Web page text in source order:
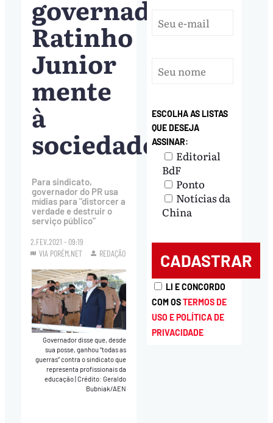
governador
Ratinho
Junior
mente
à
sociedade
Para sindicato,
governador do PR usa
mídias para "distorcer a
verdade e destruir o
serviço público"
2.FEV.2021 - 09:19
VIA PORÉM.NET
REDAÇÃO
Governador disse que, desde
sua posse, ganhou “todas as
guerras” contra o sindicato que
representa profissionais da
educação|Crédito: Geraldo
Bubniak/AEN
ESCOLHA AS LISTAS
QUE DESEJA
ASSINAR:
Editorial
BdF
Ponto
Notícias da
China
LI E CONCORDO
COM OSTERMOS DE
USO E POLÍTICA DE
PRIVACIDADE